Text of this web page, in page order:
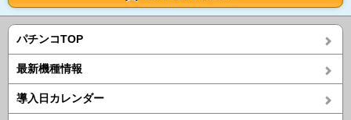
パチンコTOP
最新機種情報
導入日カレンダー